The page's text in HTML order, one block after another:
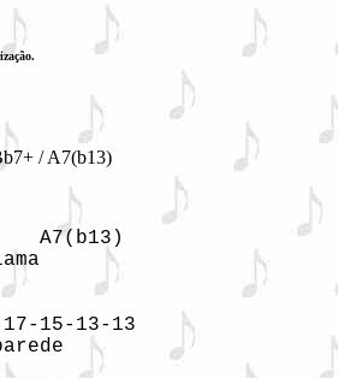
/ A7(b13)
A7(b13)
15-13-13